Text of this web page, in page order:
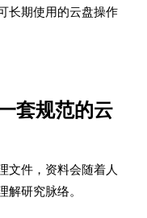
长期使用的云盘操作
套规范的云
文件，资料会随着人
解研究脉络。